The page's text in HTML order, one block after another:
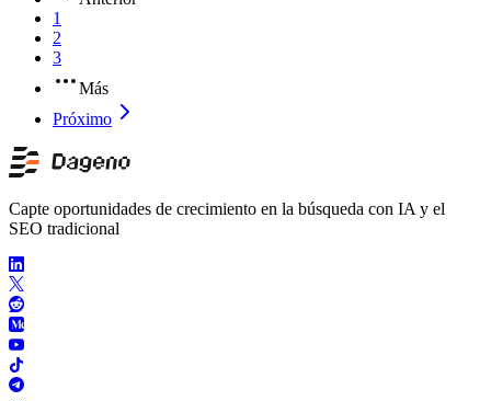
1
2
3
Más
Próximo
Capte oportunidades de crecimiento en la búsqueda con IA y el
SEO tradicional